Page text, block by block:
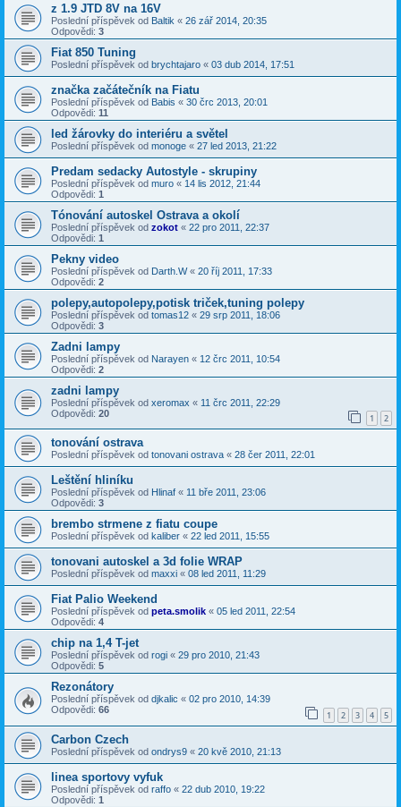
z 1.9 JTD 8V na 16V
Poslední příspěvek od Baltik « 26 zář 2014, 20:35
Odpovědi: 3
Fiat 850 Tuning
Poslední příspěvek od brychtajaro « 03 dub 2014, 17:51
značka začátečník na Fiatu
Poslední příspěvek od Babis « 30 črc 2013, 20:01
Odpovědi: 11
led žárovky do interiéru a světel
Poslední příspěvek od monoge « 27 led 2013, 21:22
Predam sedacky Autostyle - skrupiny
Poslední příspěvek od muro « 14 lis 2012, 21:44
Odpovědi: 1
Tónování autoskel Ostrava a okolí
Poslední příspěvek od zokot « 22 pro 2011, 22:37
Odpovědi: 1
Pekny video
Poslední příspěvek od Darth.W« 20 říj 2011, 17:33
Odpovědi: 2
polepy,autopolepy,potisk triček,tuning polepy
Poslední příspěvek od tomas12 « 29 srp 2011, 18:06
Odpovědi: 3
Zadni lampy
Poslední příspěvek od Narayen « 12 črc 2011, 10:54
Odpovědi: 2
zadni lampy
Poslední příspěvek od xeromax « 11 črc 2011, 22:29
Odpovědi: 20 1 2
tonování ostrava
Poslední příspěvek od tonovani ostrava « 28 čer 2011, 22:01
Leštění hliníku
Poslední příspěvek od Hlinaf « 11 bře 2011, 23:06
Odpovědi: 3
brembo strmene z fiatu coupe
Poslední příspěvek od kaliber « 22 led 2011, 15:55
tonovani autoskel a 3d folie WRAP
Poslední příspěvek od maxxi « 08 led 2011, 11:29
Fiat Palio Weekend
Poslední příspěvek od peta.smolik « 05 led 2011, 22:54
Odpovědi: 4
chip na 1,4 T-jet
Poslední příspěvek od rogi « 29 pro 2010, 21:43
Odpovědi: 5
Rezonátory
Poslední příspěvek od djkalic « 02 pro 2010, 14:39
Odpovědi: 66 1 2 3 4 5
Carbon Czech
Poslední příspěvek od ondrys9 « 20 kvě 2010, 21:13
linea sportovy vyfuk
Poslední příspěvek od raffo « 22 dub 2010, 19:22
Odpovědi: 1